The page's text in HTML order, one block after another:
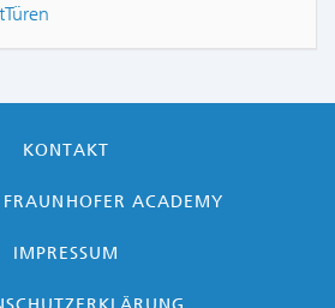
KONTAKT
FRAUNHOFER ACADEMY
IMPRESSUM